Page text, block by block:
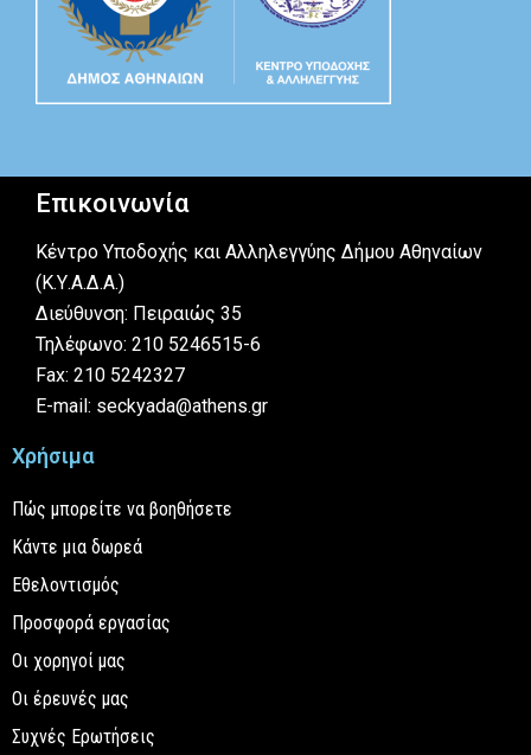
Επικοινωνία
Κέντρο Υποδοχής και Αλληλεγγύης Δήμου Αθηναίων
(Κ.Υ.Α.Δ.Α.)
Διεύθυνση: Πειραιώς 35
Τηλέφωνο: 210 5246515-6
Fax: 210 5242327
E-mail: seckyada@athens.gr
Χρήσιμα
Πώς μπορείτε να βοηθήσετε
Κάντε μια δωρεά
Εθελοντισμός
Προσφορά εργασίας
Οι χορηγοί μας
Οι έρευνές μας
Συχνές Ερωτήσεις